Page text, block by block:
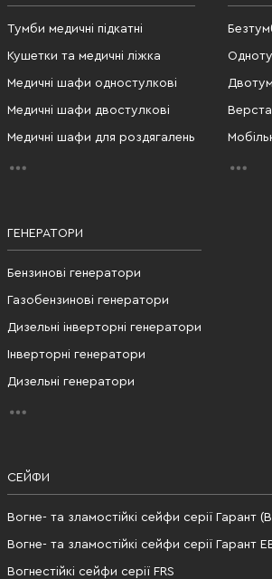
Тумби медичні підкатні
Кушетки та медичні ліжка
Медичні шафи одностулкові
Медичні шафи двостулкові
Медичні шафи для роздягалень
ГЕНЕРАТОРИ
Бензинові генератори
Газобензинові генератори
Дизельні інверторні генератори
Інверторні генератори
Дизельні генератори
СЕЙФИ
Вогне- та зламостійкі сейфи серії Гарант
Вогне- та зламостійкі сейфи серії Гарант
Вогнестійкі сейфи серії FRS